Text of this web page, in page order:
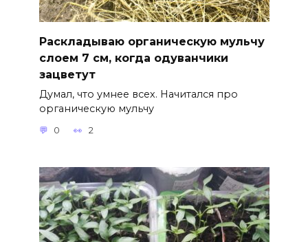
Раскладываю органическую мульчу
слоем 7 см, когда одуванчики
зацветут
Думал, что умнее всех. Начитался про
органическую мульчу
0 2